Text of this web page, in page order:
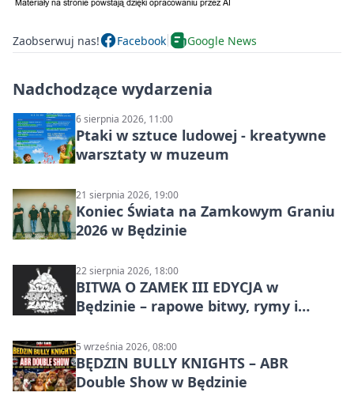
Zaobserwuj nas! Facebook Google News
Nadchodzące wydarzenia
6 sierpnia 2026, 11:00
Ptaki w sztuce ludowej - kreatywne
warsztaty w muzeum
21 sierpnia 2026, 19:00
Koniec Świata na Zamkowym Graniu
2026 w Będzinie
22 sierpnia 2026, 18:00
BITWA O ZAMEK III EDYCJA w
Będzinie – rapowe bitwy, rymy i
5 września 2026, 08:00
BĘDZIN BULLY KNIGHTS – ABR
Double Show w Będzinie